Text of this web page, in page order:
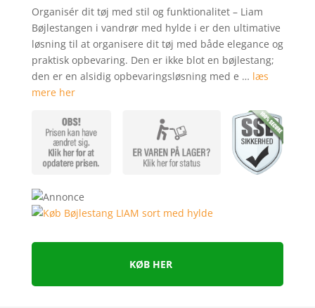
som4.3ud
af 5
baseret på
kundebedø
mmelser
Organisér dit tøj med stil og funktionalitet – Liam
Bøjlestangen i vandrør med hylde i er den ultimative
løsning til at organisere dit tøj med både elegance og
praktisk opbevaring. Den er ikke blot en bøjlestang;
den er en alsidig opbevaringsløsning med e … læs
mere her
KØB HER